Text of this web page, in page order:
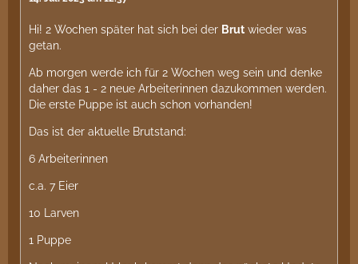
Hi! 2 Wochen später hat sich bei der Brut wieder was
getan.
Ab morgen werde ich für 2 Wochen weg sein und denke
daher das 1 - 2 neue Arbeiterinnen dazukommen werden.
Die erste Puppe ist auch schon vorhanden!
Das ist der aktuelle Brutstand:
6 Arbeiterinnen
c.a. 7 Eier
10 Larven
1 Puppe